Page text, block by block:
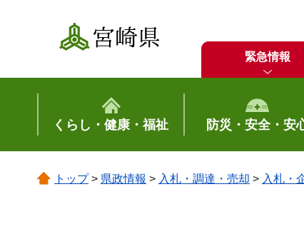
宮崎県
緊急情報
くらし・健康・福祉 防災・安全・安
トップ> 県政情報 > 入札・調達・売却 > 入札・